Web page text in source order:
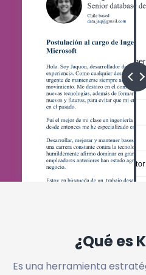
¿Qué es
Es una herramienta